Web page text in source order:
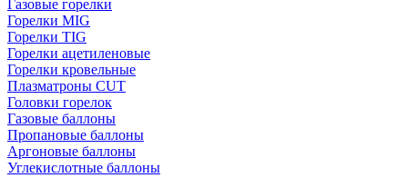
Газовые горелки
Горелки MIG
Горелки TIG
Горелки ацетиленовые
Горелки кровельные
Плазматроны CUT
Головки горелок
Газовые баллоны
Пропановые баллоны
Аргоновые баллоны
Углекислотные баллоны